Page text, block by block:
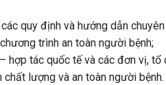
quy định và hướng dẫn
trình an toàn người bệnh;
hợp tác quốc tế và các đơn vị,
lượng và an toàn người bệnh.